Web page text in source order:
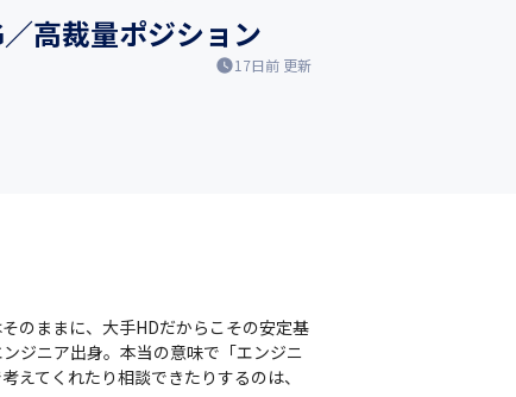
高裁量ポジション
17日前 更新
のままに、大手HDだからこその安定基
ジニア出身。本当の意味で「エンジニ
えてくれたり相談できたりするのは、